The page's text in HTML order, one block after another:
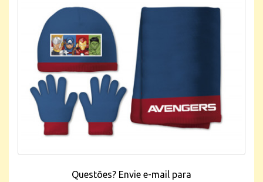
Questões? Envie e-mail para